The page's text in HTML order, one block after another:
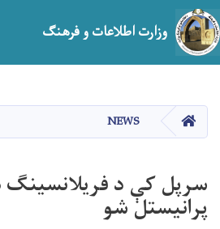
content
وزارت اطلاعات و فرهنگ
صفحه اصلیNEWS
سرپل کې د فريلانسینګ
پرانیستل شو